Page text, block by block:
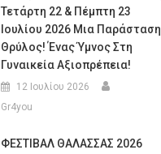
Τετάρτη 22 & Πέμπτη 23
Ιουλίου 2026 Μια Παράσταση
Θρύλος! Ένας Ύμνος Στη
Γυναικεία Αξιοπρέπεια!
12 Ιουλίου 2026
Gr4you
ΦΕΣΤΙΒΑΛ ΘΑΛΑΣΣΑΣ 2026